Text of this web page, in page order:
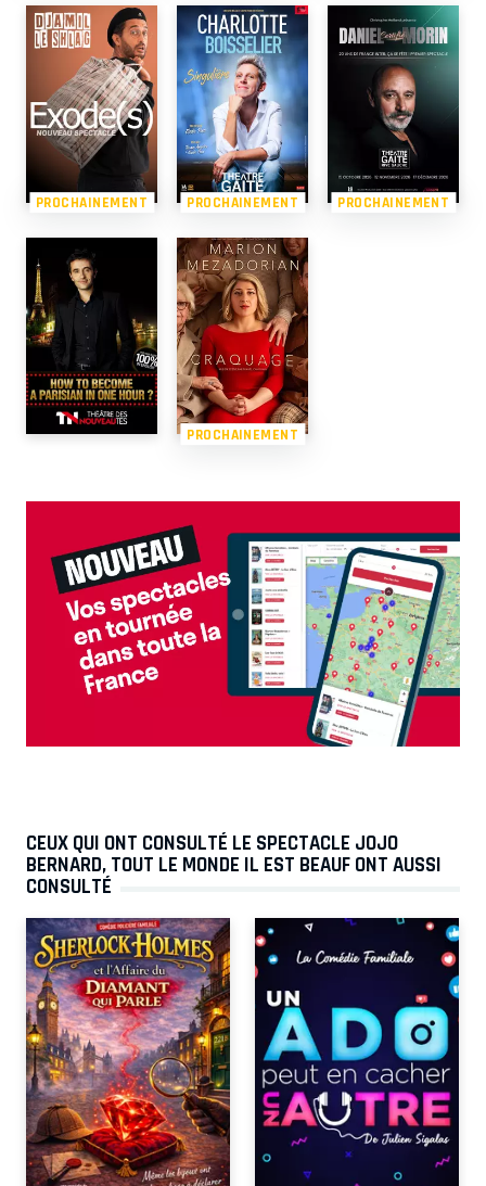
PROCHAINEMENT PROCHAINEMENT PROCHAINEMENT
PROCHAINEMENT
CEUX QUI ONT CONSULTÉ LE SPECTACLE JOJO
BERNARD, TOUT LE MONDE IL EST BEAUF ONT AUSSI
CONSULTÉ